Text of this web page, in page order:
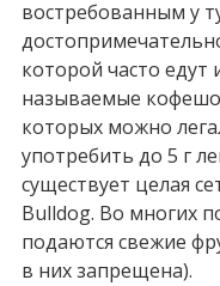
востребованным у
которой часто едут
называемые
которых можно
употребить до 5 г
существует целая
Bulldog. Во многих
подаются свежие
в них запрещена).